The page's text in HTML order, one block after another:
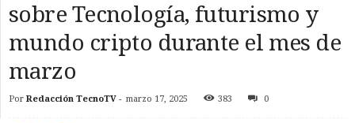
sobre Tecnología, futurismo y
mundo cripto durante el mes de
marzo
Por Redacción TecnoTV - marzo 17, 2025 383 0